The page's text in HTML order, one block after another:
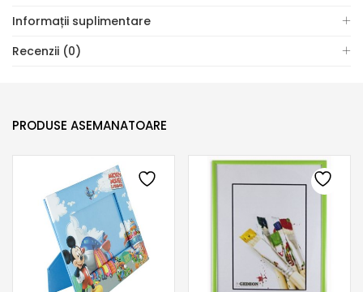
Informații suplimentare
Recenzii (0)
PRODUSE ASEMANATOARE